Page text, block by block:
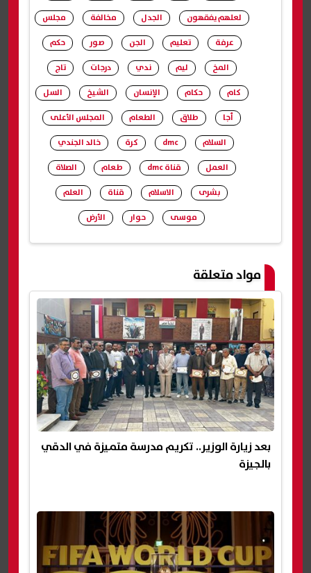
لعلهم يفقهون
الجدل مخالفة
مجلس
عرفة
تعليم الجن صور
حكم
المخ
ليم ندي درجات
تاج
كام
حكام الإنسان الشيخ
السل
أجا
طلاق الطعام
المجلس الأعلى
السلام
dmc كرة
خالد الجندي
العمل
قناة dmc طعام
الصلاة
بشرى
الاسلام قناة
العلم
موسى
حوار الأرض
مواد متعلقة
بعد زيارة الوزير.. تكريم مدرسة متميزة في الدقي
بالجيزة